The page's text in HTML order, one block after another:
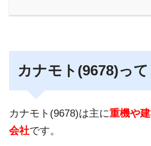
カナモト(9678)っ
カナモト(9678)は主に重機や
会社です。